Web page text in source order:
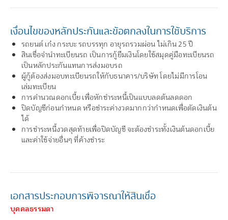
เงื่อนไขของหลักประกันและข้อตกลงในการใช้บริการ
รถยนต์ เก๋ง กระบะ รถบรรทุก อายุรถรวมผ่อน ไม่เกิน 25 ปี
สินเชื่อจำนำทะเบียนรถ เป็นการกู้ยืมเงินโดยใช้สมุดคู่มือทะเบียนรถ
เป็นหลักประกันแทนการส่งมอบรถ
ผู้กู้ต้องส่งมอบทะเบียนรถให้กับธนาคาร/บริษัท โดยไม่มีการโอน
เล่มทะเบียน
การคำนวณดอกเบี้ย เพื่อหักชำระหนี้เป็นแบบลดต้นลดดอก
ปิดบัญชีก่อนกำหนด หรือชำระค่างวดมากกว่ากำหนดเพื่อตัดเงินต้น
ได้
การชำระหนี้งวดสุดท้ายเพื่อปิดบัญชี จะต้องชำระทั้งเงินต้นดอกเบี้ย
และค่าใช้จ่ายอื่นๆ ที่ค้างชำระ
เอกสารประกอบการพิจารณาให้สินเชื่อ
บุคคลธรรมดา